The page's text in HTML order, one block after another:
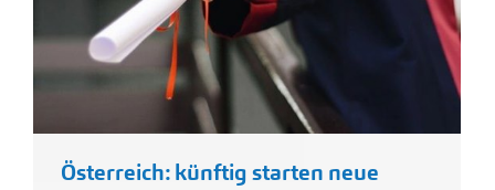
Österreich: künftig starten neue